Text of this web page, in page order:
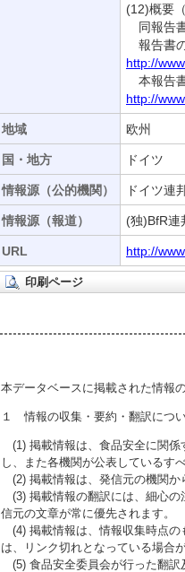
(12)概要
同報告
報告書
http://
本報告
http://
地域 欧州
国・地方 ドイツ
情報源（公的機関） ドイツ連
情報源（報道） (独)BfR連
URL http://
印刷ページ
本データベースに掲載された情報
１ 情報の収集・要約・翻訳につ
(1) 掲載情報は、食品安全に関係
し、また各機関が公表しているす
(2) 掲載情報は、発信元の機関か
(3) 掲載情報の翻訳には、細心の
信元の文章が常に優先されます。
(4) 掲載情報は、情報収集時点の
は、リンク切れとなっている場合
(5) 食品安全委員会が行った翻訳